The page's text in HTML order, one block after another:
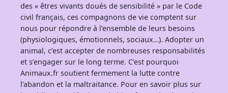
des « êtres vivants doués de sensibilité » par le Code
civil français, ces compagnons de vie comptent sur
nous pour répondre à l’ensemble de leurs besoins
(physiologiques, émotionnels, sociaux…). Adopter un
animal, c’est accepter de nombreuses responsabilités
et s’engager sur le long terme. C’est pourquoi
Animaux.fr soutient fermement la lutte contre
l’abandon et la maltraitance. Pour en savoir plus sur